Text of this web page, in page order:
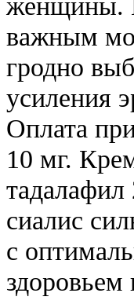
важным
гродно
усиления
Оплата
10 мг.
сиалис
с
здоровьем